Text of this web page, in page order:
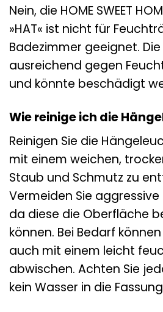
Nein, die HOME SWEET
»HAT« ist nicht für
Badezimmer geeignet.
ausreichend gegen
und könnte beschädigt
Wie reinige ich die
Reinigen Sie die
mit einem weichen,
Staub und Schmutz zu
Vermeiden Sie
da diese die Oberfläche
können. Bei Bedarf
auch mit einem leicht
abwischen. Achten Sie
kein Wasser in die